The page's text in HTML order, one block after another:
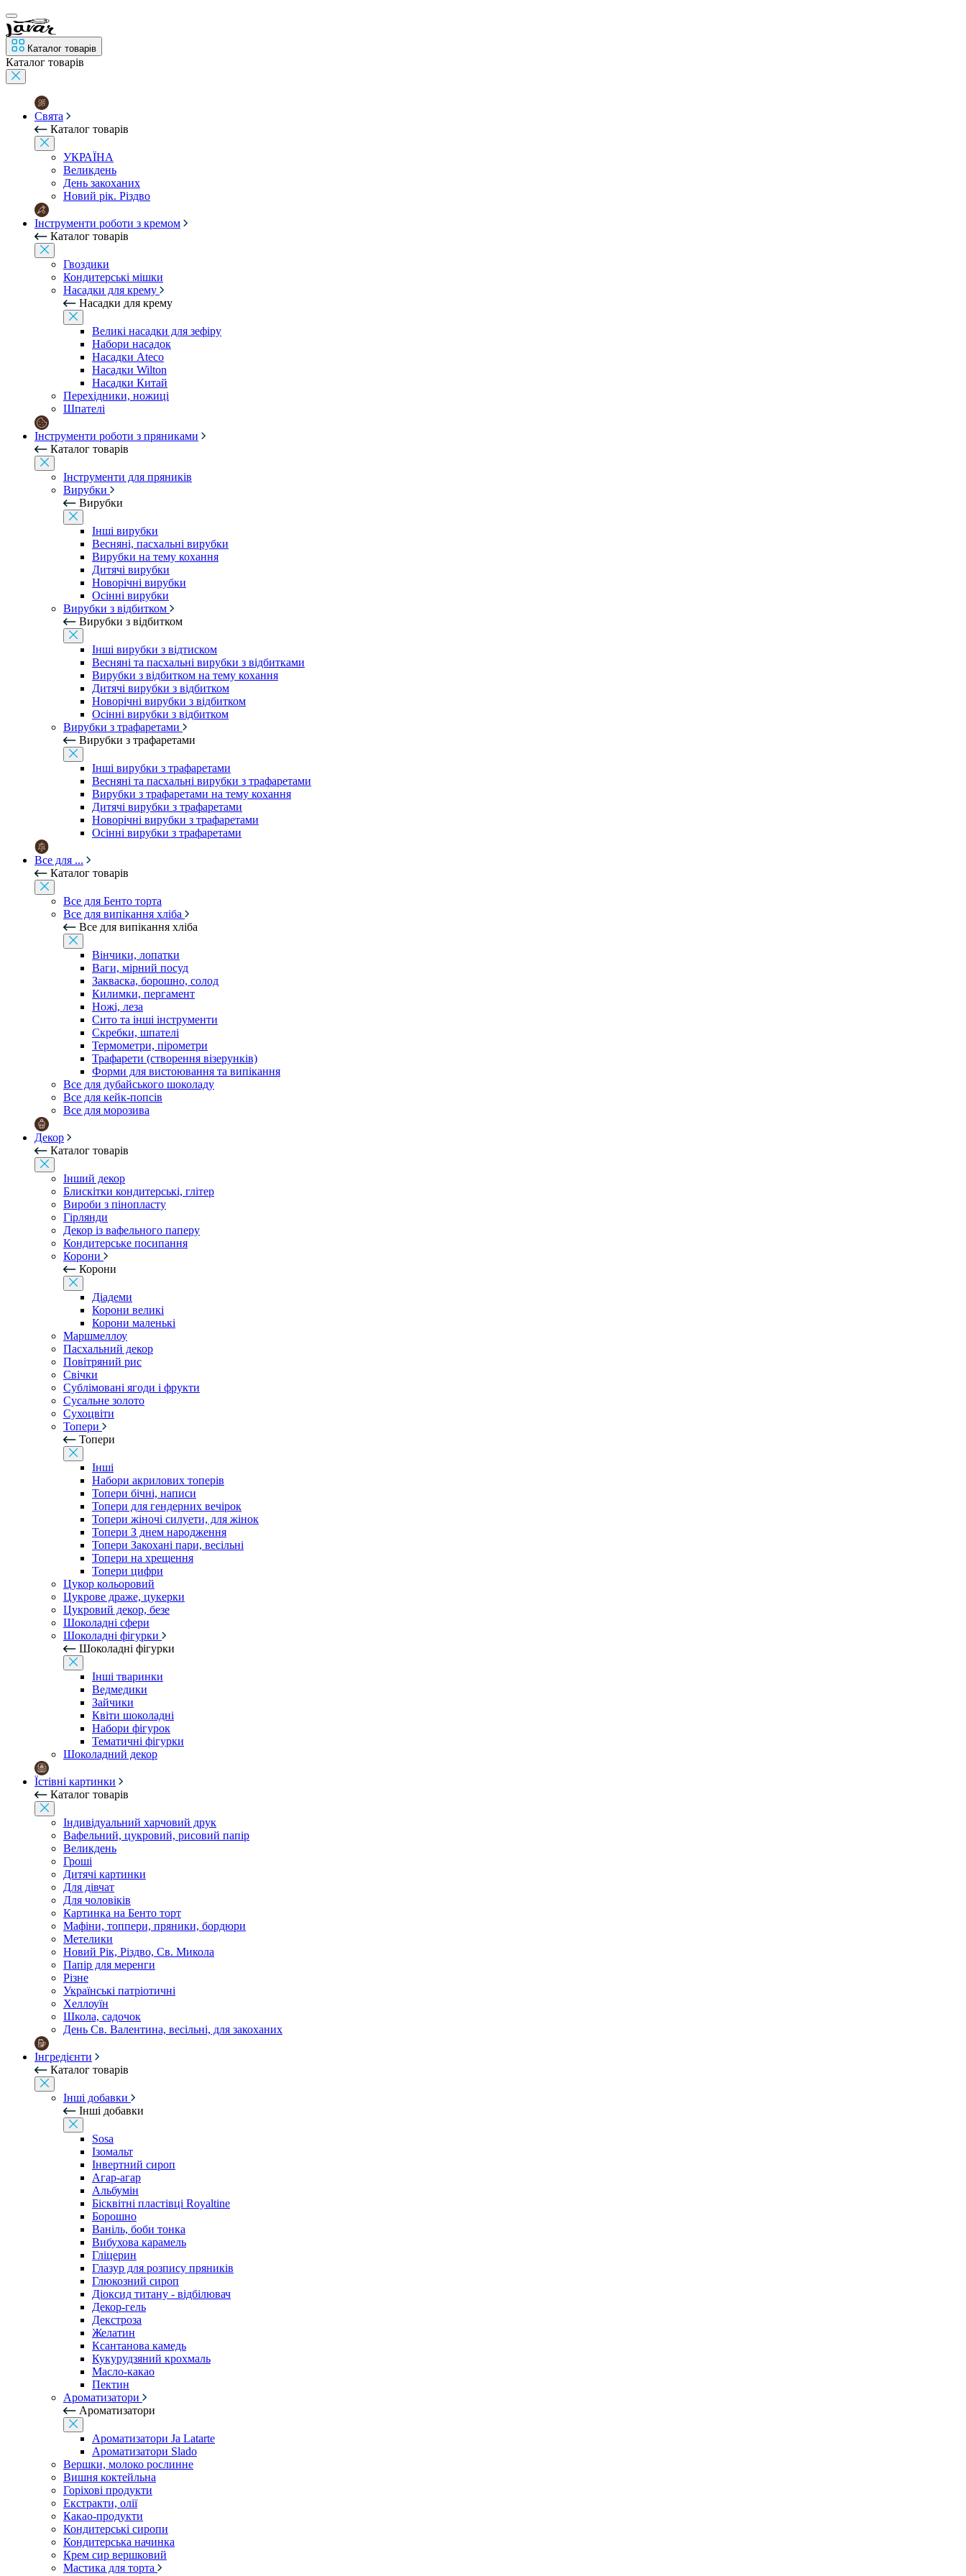
Каталог товарів
Каталог товарів
Свята
Каталог товарів
УКРАЇНА
Великдень
День закоханих
Новий рік. Різдво
Інструменти роботи з кремом
Каталог товарів
Гвоздики
Кондитерські мішки
Насадки для крему
Насадки для крему
Великі насадки для зефіру
Набори насадок
Насадки Ateco
Насадки Wilton
Насадки Китай
Перехідники, ножиці
Шпателі
Інструменти роботи з пряниками
Каталог товарів
Інструменти для пряників
Вирубки
Вирубки
Інші вирубки
Весняні, пасхальні вирубки
Вирубки на тему кохання
Дитячі вирубки
Новорічні вирубки
Осінні вирубки
Вирубки з відбитком
Вирубки з відбитком
Інші вирубки з відтиском
Весняні та пасхальні вирубки з відбитками
Вирубки з відбитком на тему кохання
Дитячі вирубки з відбитком
Новорічні вирубки з відбитком
Осінні вирубки з відбитком
Вирубки з трафаретами
Вирубки з трафаретами
Інші вирубки з трафаретами
Весняні та пасхальні вирубки з трафаретами
Вирубки з трафаретами на тему кохання
Дитячі вирубки з трафаретами
Новорічні вирубки з трафаретами
Осінні вирубки з трафаретами
Все для ...
Каталог товарів
Все для Бенто торта
Все для випікання хліба
Все для випікання хліба
Вінчики, лопатки
Ваги, мірний посуд
Закваска, борошно, солод
Килимки, пергамент
Ножі, леза
Сито та інші інструменти
Скребки, шпателі
Термометри, пірометри
Трафарети (створення візерунків)
Форми для вистоювання та випікання
Все для дубайського шоколаду
Все для кейк-попсів
Все для морозива
Декор
Каталог товарів
Інший декор
Блискітки кондитерські, глітер
Вироби з пінопласту
Гірлянди
Декор із вафельного паперу
Кондитерське посипання
Корони
Корони
Діадеми
Корони великі
Корони маленькі
Маршмеллоу
Пасхальний декор
Повітряний рис
Свічки
Сублімовані ягоди і фрукти
Сусальне золото
Сухоцвіти
Топери
Топери
Інші
Набори акрилових топерів
Топери бічні, написи
Топери для гендерних вечірок
Топери жіночі силуети, для жінок
Топери З днем ​​народження
Топери Закохані пари, весільні
Топери на хрещення
Топери цифри
Цукор кольоровий
Цукрове драже, цукерки
Цукровий декор, безе
Шоколадні сфери
Шоколадні фігурки
Шоколадні фігурки
Інші тваринки
Ведмедики
Зайчики
Квіти шоколадні
Набори фігурок
Тематичні фігурки
Шоколадний декор
Їстівні картинки
Каталог товарів
Індивідуальний харчовий друк
Вафельний, цукровий, рисовий папір
Великдень
Гроші
Дитячі картинки
Для дівчат
Для чоловіків
Картинка на Бенто торт
Мафіни, топпери, пряники, бордюри
Метелики
Новий Рік, Різдво, Св. Микола
Папір для меренги
Різне
Українські патріотичні
Хеллоуїн
Школа, садочок
День Св. Валентина, весільні, для закоханих
Інгредієнти
Каталог товарів
Інші добавки
Інші добавки
Sosa
Ізомальт
Інвертний сироп
Агар-агар
Альбумін
Бісквітні пластівці Royaltine
Борошно
Ваніль, боби тонка
Вибухова карамель
Гліцерин
Глазур для розпису пряників
Глюкозний сироп
Діоксид титану - відбілювач
Декор-гель
Декстроза
Желатин
Ксантанова камедь
Кукурудзяний крохмаль
Масло-какао
Пектин
Ароматизатори
Ароматизатори
Ароматизатори Ja Latarte
Ароматизатори Slado
Вершки, молоко рослинне
Вишня коктейльна
Горіхові продукти
Екстракти, олії
Какао-продукти
Кондитерські сиропи
Кондитерська начинка
Крем сир вершковий
Мастика для торта